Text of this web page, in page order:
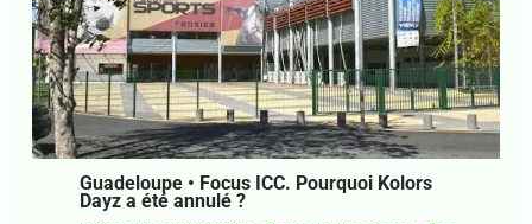
difficultés psychiques ?
4 commentaires •Focus,La Une Focus• Par
Agnès Mathey • 29 juillet 2026